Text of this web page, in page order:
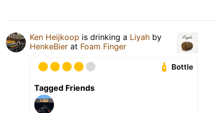
Ken Heijkoop is drinking a Liyah by
HenkeBier at Foam Finger
Bottle
Tagged Friends